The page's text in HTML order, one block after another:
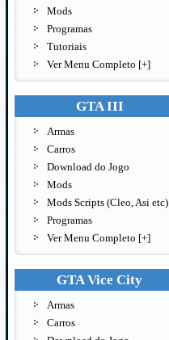
Mods
Programas
Tutoriais
Ver Menu Completo [+]
GTA III
Armas
Carros
Download do Jogo
Mods
Mods Scripts (Cleo, Asi etc)
Programas
Ver Menu Completo [+]
GTA Vice City
Armas
Carros